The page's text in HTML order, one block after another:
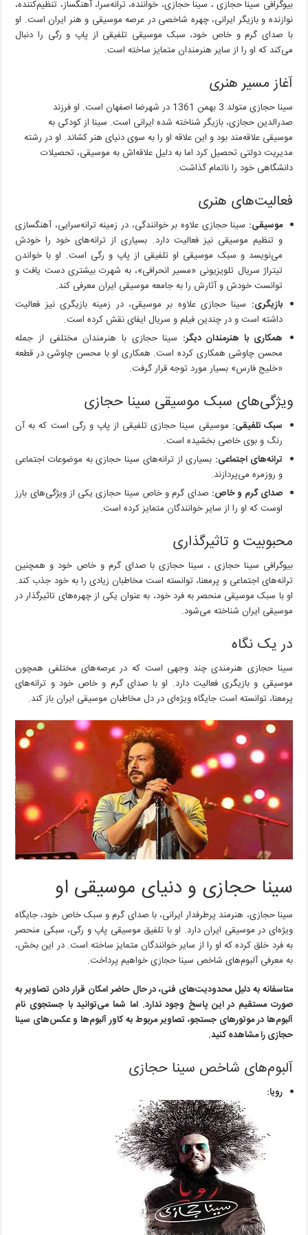
چند
وجهی
بیوگرافی سینا حجازی ، سینا حجازی، خواننده، ترانه‌سرا، آهنگساز، تنظیم‌کننده،
نوازنده و بازیگر ایرانی، چهره شاخصی در عرصه موسیقی و هنر ایران است. او
با صدای گرم و خاص خود، سبک موسیقی تلفیقی از پاپ و رگی را دنبال
می‌کند که او را از سایر هنرمندان متمایز ساخته است.
آغاز مسیر هنری
سینا حجازی متولد 3 بهمن 1361 در شهرضا اصفهان است. او فرزند
صدرالدین حجازی، بازیگر شناخته شده ایرانی است. سینا از کودکی به
موسیقی علاقه‌مند بود و این علاقه او را به سوی دنیای هنر کشاند. او در رشته
مدیریت دولتی تحصیل کرد اما به دلیل علاقه‌اش به موسیقی، تحصیلات
دانشگاهی خود را ناتمام گذاشت.
فعالیت‌های هنری
موسیقی: سینا حجازی علاوه بر خوانندگی، در زمینه ترانه‌سرایی، آهنگسازی
و تنظیم موسیقی نیز فعالیت دارد. بسیاری از ترانه‌های خود را خودش
می‌نویسد و سبک موسیقی او تلفیقی از پاپ و رگی است. او با خواندن
تیتراژ سریال تلویزیونی «مسیر انحرافی»، به شهرت بیشتری دست یافت و
توانست خودش و آثارش را به جامعه موسیقی ایران معرفی کند.
بازیگری: سینا حجازی علاوه بر موسیقی، در زمینه بازیگری نیز فعالیت
داشته است و در چندین فیلم و سریال ایفای نقش کرده است.
همکاری با هنرمندان دیگر: سینا حجازی با هنرمندان مختلفی از جمله
محسن چاوشی همکاری کرده است. همکاری او با محسن چاوشی در قطعه
«خلیج فارس» بسیار مورد توجه قرار گرفت.
ویژگی‌های سبک موسیقی سینا حجازی
سبک تلفیقی: موسیقی سینا حجازی تلفیقی از پاپ و رگی است که به آن
رنگ و بوی خاصی بخشیده است.
ترانه‌های اجتماعی: بسیاری از ترانه‌های سینا حجازی به موضوعات اجتماعی
و روزمره می‌پردازند.
صدای گرم و خاص: صدای گرم و خاص سینا حجازی یکی از ویژگی‌های بارز
اوست که او را از سایر خوانندگان متمایز کرده است.
محبوبیت و تاثیرگذاری
بیوگرافی سینا حجازی ، سینا حجازی با صدای گرم و خاص خود و همچنین
ترانه‌های اجتماعی و پرمعنا، توانسته است مخاطبان زیادی را به خود جذب کند.
او با سبک موسیقی منحصر به فرد خود، به عنوان یکی از چهره‌های تاثیرگذار در
موسیقی ایران شناخته می‌شود.
در یک نگاه
سینا حجازی هنرمندی چند وجهی است که در عرصه‌های مختلفی همچون
موسیقی و بازیگری فعالیت دارد. او با صدای گرم و خاص خود و ترانه‌های
پرمعنا، توانسته است جایگاه ویژه‌ای در دل مخاطبان موسیقی ایران باز کند.
سینا حجازی و دنیای موسیقی او
سینا حجازی، هنرمند پرطرفدار ایرانی، با صدای گرم و سبک خاص خود، جایگاه
ویژه‌ای در موسیقی ایران دارد. او با تلفیق موسیقی پاپ و رگی، سبکی منحصر
به فرد خلق کرده که او را از سایر خوانندگان متمایز ساخته است. در این بخش،
به معرفی آلبوم‌های شاخص سینا حجازی خواهیم پرداخت.
متاسفانه به دلیل محدودیت‌های فنی، در حال حاضر امکان قرار دادن تصاویر به
صورت مستقیم در این پاسخ وجود ندارد. اما شما می‌توانید با جستجوی نام
آلبوم‌ها در موتورهای جستجو، تصاویر مربوط به کاور آلبوم‌ها و عکس‌های سینا
حجازی را مشاهده کنید.
آلبوم‌های شاخص سینا حجازی
رویا: